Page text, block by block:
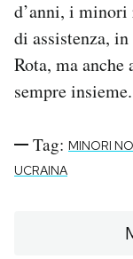
d’anni, i
di assistenza,
Rota, ma
sempre insieme.
Tag: MINORI
UCRAINA